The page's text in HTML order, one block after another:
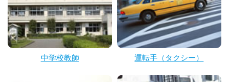
中学校教師 運転手（タクシー）